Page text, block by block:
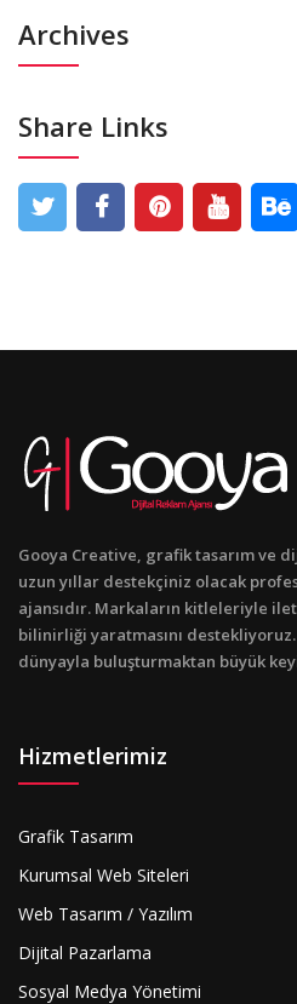
Archives
Share Links
Gooya Creative, grafik tasarım ve
uzun yıllar destekçiniz olacak
ajansıdır. Markaların kitleleriyle
bilinirliği yaratmasını
dünyayla buluşturmaktan büyük
Hizmetlerimiz
Grafik Tasarım
Kurumsal Web Siteleri
Web Tasarım / Yazılım
Dijital Pazarlama
Sosyal Medya Yönetimi